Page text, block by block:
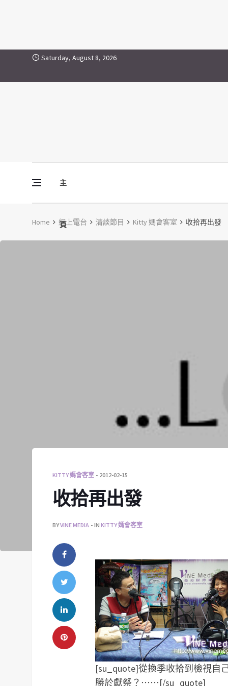
Skip to contentSaturday, August 8, 2026
主
頁
Vine Media
葡萄樹傳媒
Home 網上電台 清談節目 Kitty 媽會客室 收拾再出發
KITTY 媽會客室 2012-02-15
收拾再出發
BYVINE MEDIA IN KITTY 媽會客室
[su_quote]從換季收拾到檢視自
勝於獻祭？⋯⋯[/su_quote]